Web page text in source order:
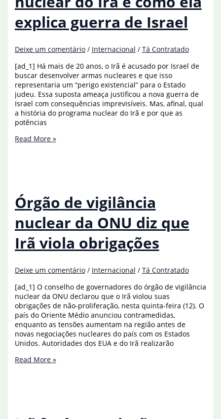
nuclear
explica guerra de Israel
Deixe um comentário / Internacional / Tá Contratado
[ad_1] Há mais de 20 anos, o Irã é acusado por Israel de
buscar desenvolver armas nucleares e que isso
representaria um “perigo existencial” para o Estado
judeu. Essa suposta ameaça justificou a nova guerra de
Israel com consequências imprevisíveis. Mas, afinal, qual
a história do programa nuclear do Irã e por que as
potências
Conheça
como
ela
explica
guerra
de
Israel
Read More »
Órgão de vigilância
nuclear da ONU diz que
Irã viola obrigações
Deixe um comentário / Internacional / Tá Contratado
[ad_1] O conselho de governadores do órgão de vigilância
nuclear da ONU declarou que o Irã violou suas
obrigações de não-proliferação, nesta quinta-feira (12). O
país do Oriente Médio anunciou contramedidas,
enquanto as tensões aumentam na região antes de
novas negociações nucleares do país com os Estados
Unidos. Autoridades dos EUA e do Irã realizarão
Órgão
Read More »